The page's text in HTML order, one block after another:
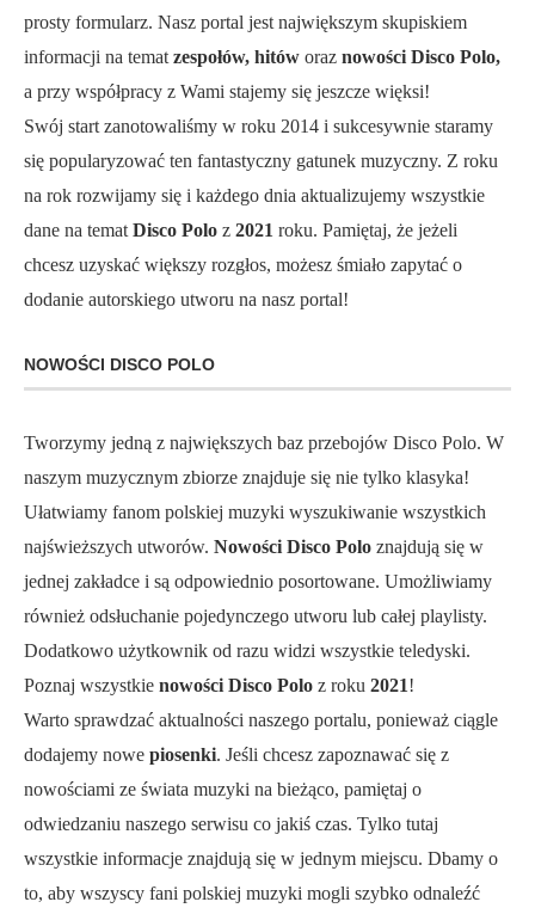
prosty formularz. Nasz portal jest największym skupiskiem
informacji na tematzespołów, hitów oraz nowości Disco Polo,
a przy współpracy z Wami stajemy się jeszcze więksi!
Swój start zanotowaliśmy w roku 2014 i sukcesywnie staramy
się popularyzować ten fantastyczny gatunek muzyczny. Z roku
na rok rozwijamy się i każdego dnia aktualizujemy wszystkie
dane na tematDisco Polo z 2021 roku. Pamiętaj, że jeżeli
chcesz uzyskać większy rozgłos, możesz śmiało zapytać o
dodanie autorskiego utworu na nasz portal!
NOWOŚCI DISCO POLO
Tworzymy jedną z największych baz przebojów Disco Polo. W
naszym muzycznym zbiorze znajduje się nie tylko klasyka!
Ułatwiamy fanom polskiej muzyki wyszukiwanie wszystkich
najświeższych utworów. Nowości Disco Polo znajdują się w
jednej zakładce i są odpowiednio posortowane. Umożliwiamy
również odsłuchanie pojedynczego utworu lub całej playlisty.
Dodatkowo użytkownik od razu widzi wszystkie teledyski.
Poznaj wszystkie nowości Disco Polo z roku 2021!
Warto sprawdzać aktualności naszego portalu, ponieważ ciągle
dodajemy nowe piosenki. Jeśli chcesz zapoznawać się z
nowościami ze świata muzyki na bieżąco, pamiętaj o
odwiedzaniu naszego serwisu co jakiś czas. Tylko tutaj
wszystkie informacje znajdują się w jednym miejscu. Dbamy o
to, aby wszyscy fani polskiej muzyki mogli szybko odnaleźć